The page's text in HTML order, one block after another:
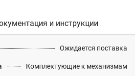
и инструкции
Ожидается поставка
Комплектующие к механизмам